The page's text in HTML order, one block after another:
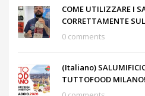
COME UTILIZZARE I
CORRETTAMENTE
0 comments
(Italiano)
TUTTOFOOD